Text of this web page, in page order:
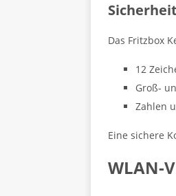
Das Fritzbox
12
Groß-
Zahlen
Eine sichere
WLAN-